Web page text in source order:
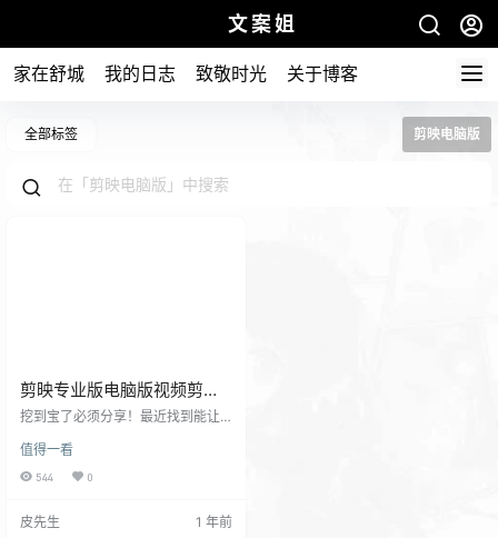
文案姐
家在舒城 我的日志 致敬时光 关于博客
全部标签 剪映电脑版
剪映专业版电脑版视频剪辑
教程+PDF帮助手册，海量素
挖到宝了必须分享！最近找到能让
（还有剪映PC专业VIP版软件） 作
为半年前连时间轴都不会拖的手残
入素材到导出成片全流程拆解，连
值得一看
544 0
皮先生 1 年前